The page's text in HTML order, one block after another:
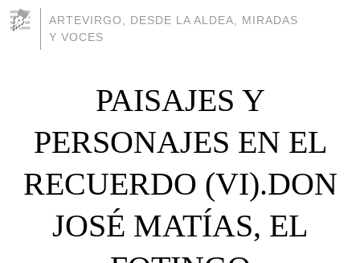
ARTEVIRGO, DESDE LA ALDEA, MIRADAS
Y VOCES
PAISAJES Y
PERSONAJES EN EL
RECUERDO (VI).DON
JOSÉ MATÍAS, EL